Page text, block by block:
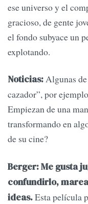
ese universo y el
gracioso, de gente
el fondo subyace un
explotando.
Noticias:Algunas
cazador”, por
Empiezan de una
transformando en
de su cine?
Berger: Me gusta
confundirlo,
ideas.Esta película